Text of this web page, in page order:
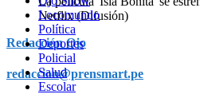
Locomundo
Política
Deportes
Policial
Salud
Escolar
Netflix (Difusión)
Redacción Ojo
redaccion@prensmart.pe